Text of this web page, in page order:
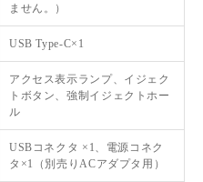
ません。）
USB Type-C×1
アクセス表示ランプ、イジェク
トボタン、強制イジェクトホー
ル
USBコネクタ ×1、電源コネク
タ×1（別売りACアダプタ用）